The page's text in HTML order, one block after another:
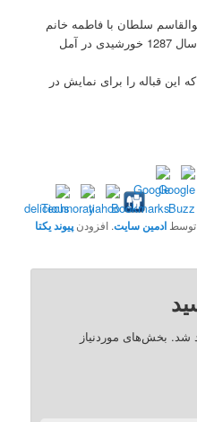
سلطان با فاطمه خانم
آمل
این قباله را برای نمایش در
توسطادمین سایت. افزودنپیوند یکتا
شد. بخش‌های موردنیاز